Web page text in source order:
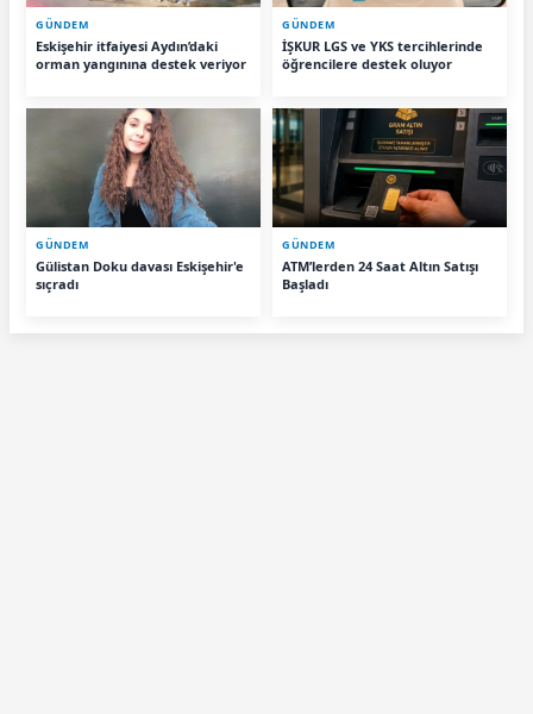
GÜNDEM
Eskişehir itfaiyesi Aydın’daki
orman yangınına destek veriyor
GÜNDEM
İŞKUR LGS ve YKS tercihlerinde
öğrencilere destek oluyor
GÜNDEM
Gülistan Doku davası Eskişehir'e
sıçradı
GÜNDEM
ATM’lerden 24 Saat Altın Satışı
Başladı